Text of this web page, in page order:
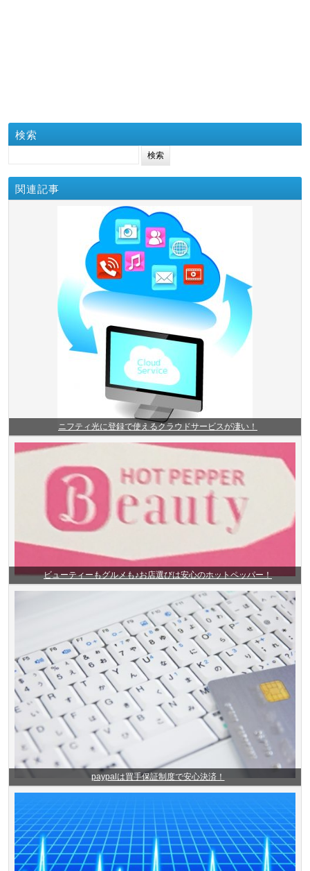
検索
関連記事
ニフティ光に登録で使えるクラウドサービスが凄い！
ビューティーもグルメも♪お店選びは安心のホットペッパー！
paypalは買手保証制度で安心決済！